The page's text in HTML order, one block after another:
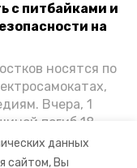
данных
сайтом, Вы
с питбайками и
на
носятся по
Вчера, 1
погиб 18-
без шлема.
обсудили на
владимиров